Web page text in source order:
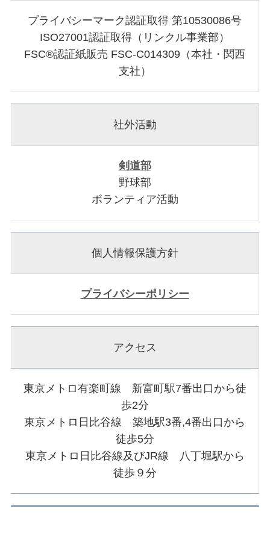
プライバシーマーク認証取得 第10530086号
ISO27001認証取得（リンクル事業部）
FSC®認証紙販売 FSC-C014309（本社・関西
支社）
社外活動
剣道部
野球部
ボランティア活動
個人情報保護方針
プライバシーポリシー
アクセス
東京メトロ有楽町線 新富町駅7番出口から徒
歩2分
東京メトロ日比谷線 築地駅3番,4番出口から
徒歩5分
東京メトロ日比谷線及びJR線 八丁堀駅から
徒歩９分